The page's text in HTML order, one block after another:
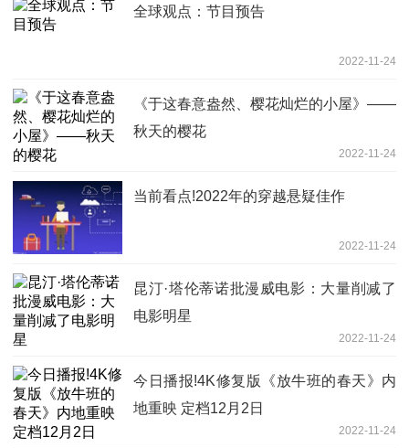
全球观点：节目预告
2022-11-24
《于这春意盎然、樱花灿烂的小屋》——
秋天的樱花
2022-11-24
当前看点!2022年的穿越悬疑佳作
2022-11-24
昆汀·塔伦蒂诺批漫威电影：大量削减了
电影明星
2022-11-24
今日播报!4K修复版《放牛班的春天》内
地重映 定档12月2日
2022-11-24